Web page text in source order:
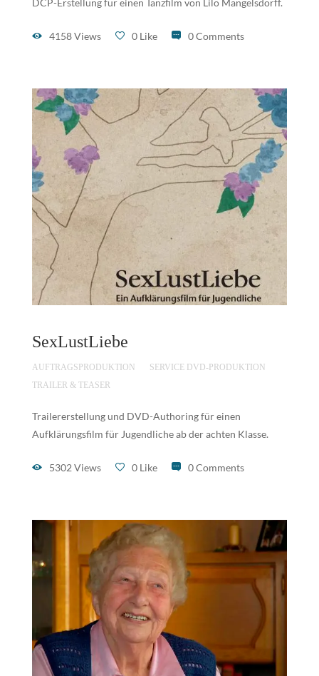
DCP-Erstellung für einen Tanzfilm von Lilo Mangelsdorff.
4158 Views 0 Like 0 Comments
SexLustLiebe
AUFTRAGSPRODUKTION
SERVICE DVD-PRODUKTION
TRAILER & TEASER
Trailererstellung und DVD-Authoring für einen
Aufklärungsfilm für Jugendliche ab der achten Klasse.
5302 Views 0 Like 0 Comments